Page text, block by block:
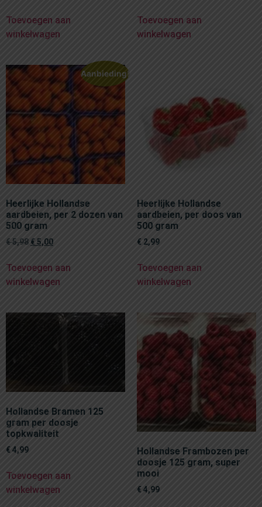
Toevoegen aan
winkelwagen
Toevoegen aan
winkelwagen
Aanbieding!
Heerlijke Hollandse
aardbeien, per 2 dozen van
500 gram
€5,98 € 5,00
Toevoegen aan
winkelwagen
Heerlijke Hollandse
aardbeien, per doos van
500 gram
€ 2,99
Toevoegen aan
winkelwagen
Hollandse Bramen 125
gram per doosje
topkwaliteit
€ 4,99
Toevoegen aan
winkelwagen
Hollandse Frambozen per
doosje 125 gram, super
mooi
€ 4,99